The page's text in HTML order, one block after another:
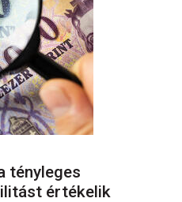
tényleges
értékelik